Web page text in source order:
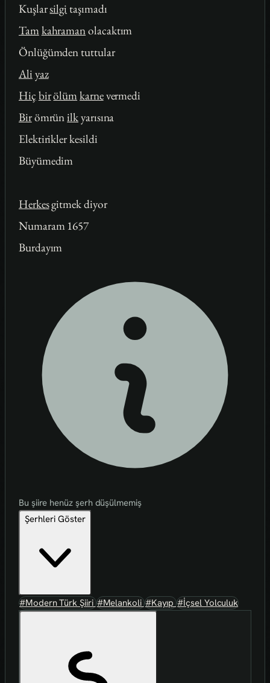
Kuşlarsilgi taşımadı
Tamkahramanolacaktım
Önlüğümden tuttular
Ali yaz
Hiç birölümkarnevermedi
Birömrünilkyarısına
Elektirikler kesildi
Büyümedim
Herkesgitmek diyor
Numaram 1657
Burdayım
Bu şiire henüz şerh düşülmemiş
Şerhleri Göster
#Modern Türk Şiiri#Melankoli#Kayıp#İçsel Yolculuk